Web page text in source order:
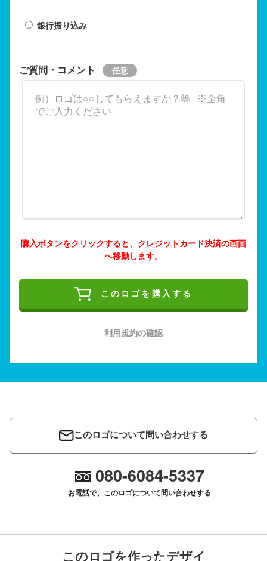
銀行振り込み
ご質問・コメント
購入ボタンをクリックすると、クレジットカード決済の画面
へ移動します。
このロゴを購入する
利用規約の確認
このロゴについて問い合わせする
080-6084-5337
お電話で、このロゴについて問い合わせする
このロゴを作ったデザイ